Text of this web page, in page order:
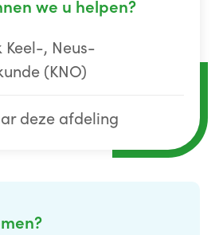
we u helpen?
Keel-, Neus-
(KNO)
deze afdeling